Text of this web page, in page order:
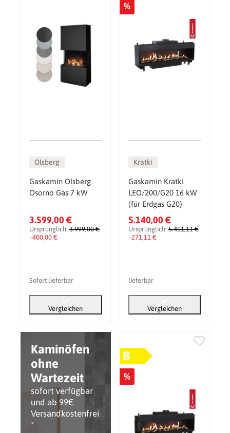
Kaminöfen
ohne
Wartezeit
sofort verfügbar
und ab 99€
Versandkostenfrei
*
Olsberg
Gaskamin Olsberg
Osorno Gas 7 kW
3.599,00 €
Ursprünglich: 3.999,00 €
-400,00 €
Sofort lieferbar
Vergleichen
%
Kratki
Gaskamin Kratki
LEO/200/G20 16 kW
(für Erdgas G20)
5.140,00 €
Ursprünglich:5.411,11 €
-271,11 €
lieferbar
Vergleichen
B
%